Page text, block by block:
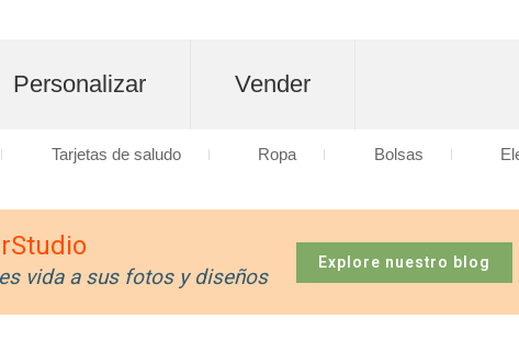
vida a sus fotos y diseños Explore nuestro blog
Personalizar Vender
Tarjetas de saludo Ropa Bolsas